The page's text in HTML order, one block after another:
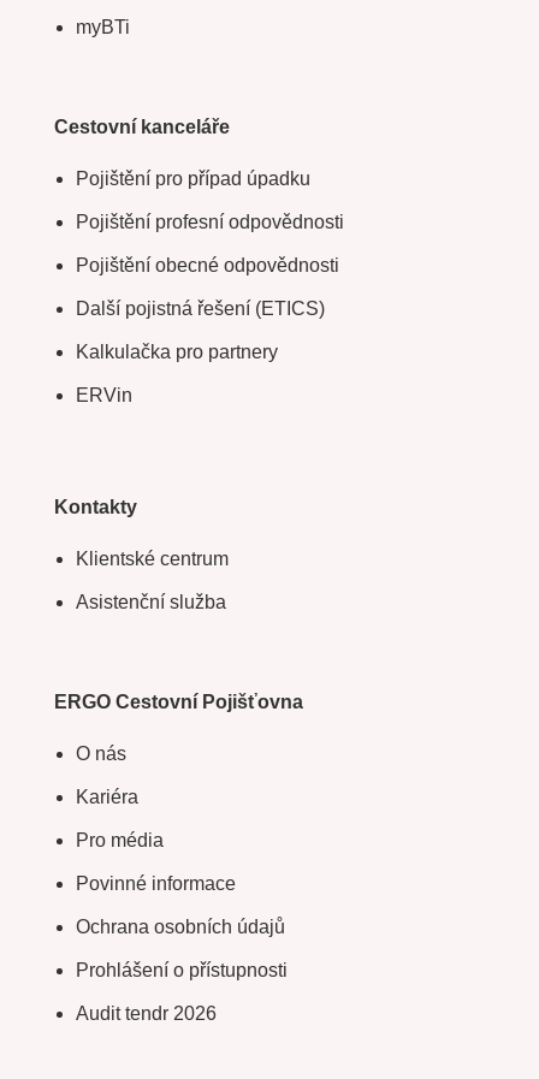
myBTi
Cestovní kanceláře
Pojištění pro případ úpadku
Pojištění profesní odpovědnosti
Pojištění obecné odpovědnosti
Další pojistná řešení (ETICS)
Kalkulačka pro partnery
ERVin
Kontakty
Klientské centrum
Asistenční služba
ERGO Cestovní Pojišťovna
O nás
Kariéra
Pro média
Povinné informace
Ochrana osobních údajů
Prohlášení o přístupnosti
Audit tendr 2026